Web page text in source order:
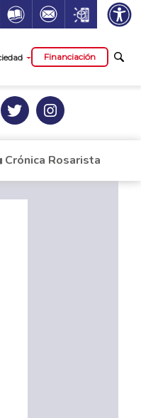
Icon Icon Icon
Financiación
Crónica Rosarista